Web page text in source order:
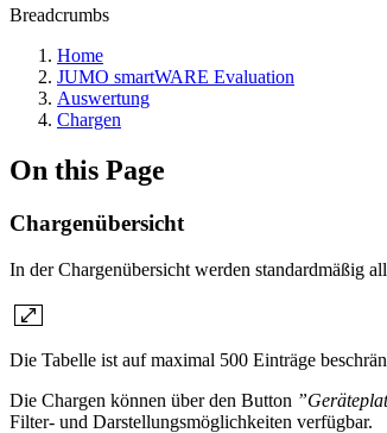
Breadcrumbs
Home
JUMO smartWARE Evaluation
Auswertung
Chargen
On this Page
Chargenübersicht
In der Chargenübersicht werden standardmäßig
Die Tabelle ist auf maximal 500 Einträge
Die Chargen können über den Button
Filter- und Darstellungsmöglichkeiten verfügbar.